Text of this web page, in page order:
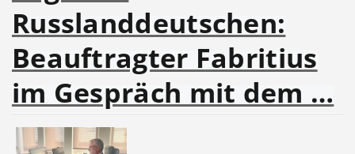
Russlanddeutschen:
Beauftragter Fabritius
im Gespräch mit dem …